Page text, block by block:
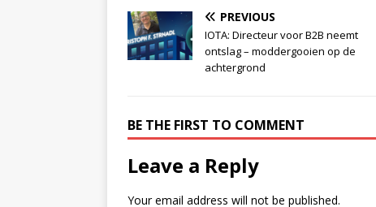
PREVIOUS
IOTA: Directeur voor B2B neemt
ontslag – moddergooien op de
achtergrond
BE THE FIRST TO COMMENT
Leave a Reply
Your email address will not be published.